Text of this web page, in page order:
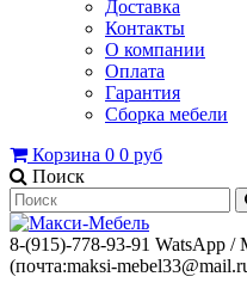
Доставка
Контакты
О компании
Оплата
Гарантия
Сборка мебели
Корзина 0 0 руб
Поиск
8-(915)-778-93-91 WatsАpp
(почта:maksi-